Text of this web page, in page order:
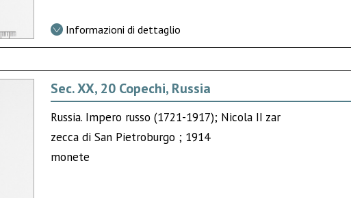
Informazioni di dettaglio
Sec. XX, 20 Copechi, Russia
Russia. Impero russo (1721-1917); Nicola II zar
zecca di San Pietroburgo ; 1914
monete